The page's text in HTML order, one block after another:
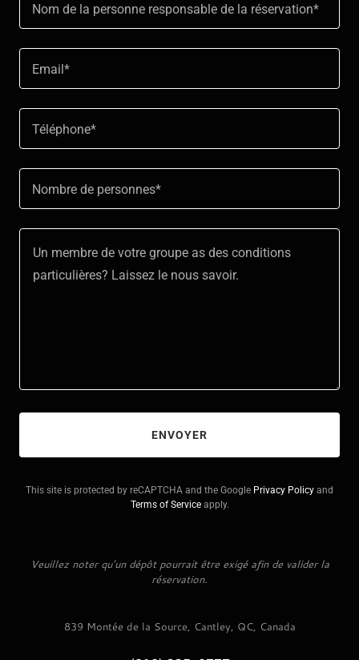
Nom de la personne responsable de la réservation*
Email*
Téléphone*
Nombre de personnes*
ENVOYER
This site is protected by reCAPTCHA and the Google Privacy Policy and
Terms of Serviceapply.
Veuillez noter qu'un dépôt pourrait être exigé afin de valider la
réservation.
839 Montée de la Source, Cantley, QC, Canada